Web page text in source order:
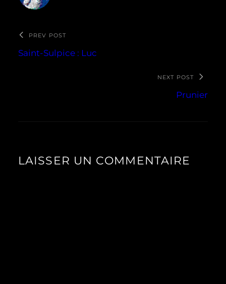
PREV POST
Saint-Sulpice : Luc
NEXT POST
Prunier
LAISSER UN COMMENTAIRE